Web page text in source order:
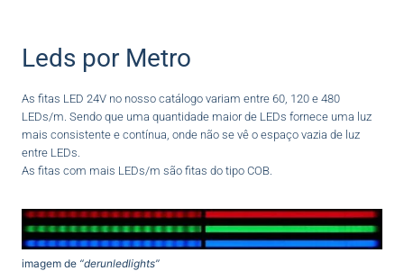
Leds por Metro
As fitas LED 24V no nosso catálogo variam entre 60, 120 e 480
LEDs/m. Sendo que uma quantidade maior de LEDs fornece uma luz
mais consistente e contínua, onde não se vê o espaço vazia de luz
entre LEDs.
As fitas com mais LEDs/m são fitas do tipo COB.
imagem de “derunledlights”